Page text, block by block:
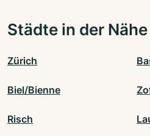
Städte in der Nähe
Zürich
Biel/Bienne
Risch